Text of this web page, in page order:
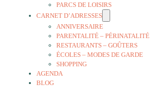
PARCS DE LOISIRS
CARNET D’ADRESSES
ANNIVERSAIRE
PARENTALITÉ – PÉRINATALITÉ
RESTAURANTS – GOÛTERS
ÉCOLES – MODES DE GARDE
SHOPPING
AGENDA
BLOG